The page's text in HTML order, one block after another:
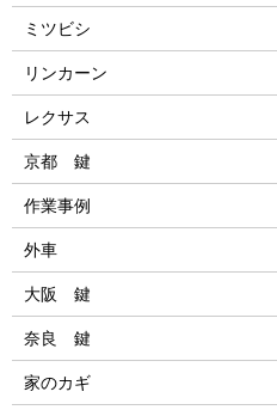
ミツビシ
リンカーン
レクサス
京都 鍵
作業事例
外車
大阪 鍵
奈良 鍵
家のカギ